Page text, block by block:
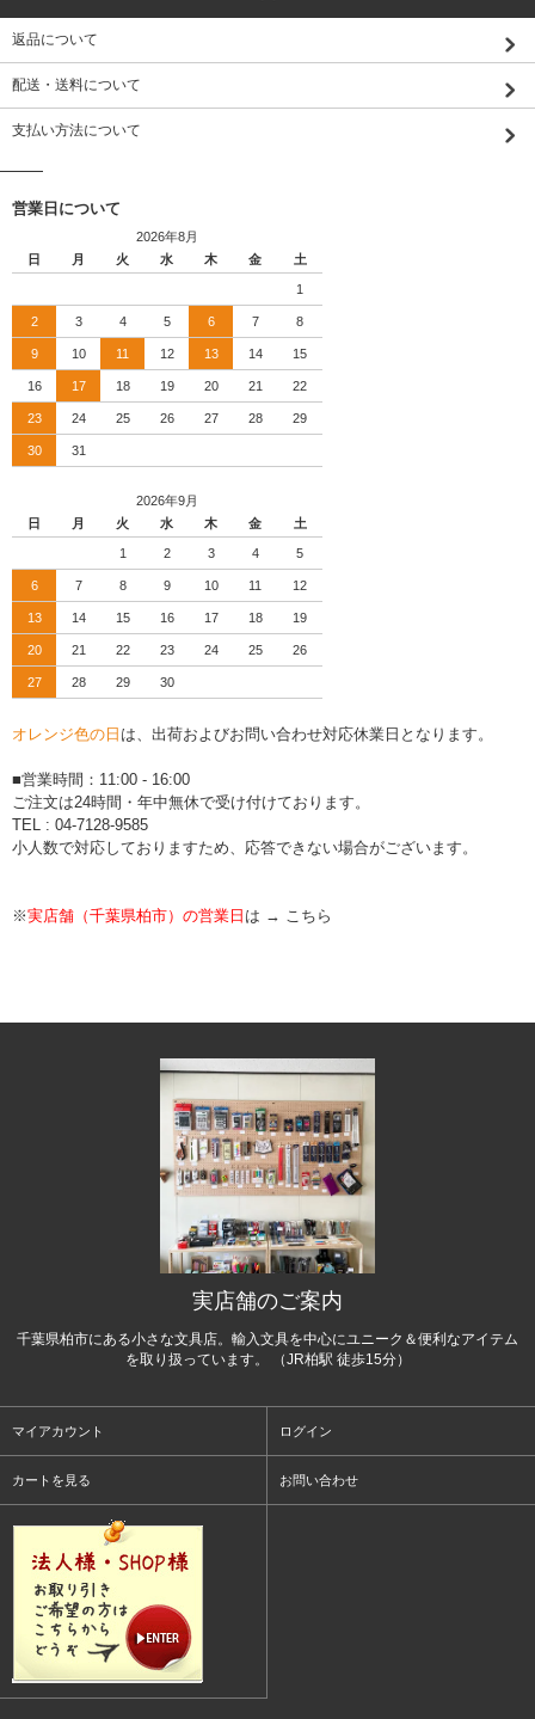
返品について
配送・送料について
支払い方法について
営業日について
2026年8月
日
月 火 水 木 金 土
1
2 3 4 5 6 7 8
9 10 11 12 13 14 15
16 17 18 19 20 21 22
23 24 25 26 27 28 29
30 31
2026年9月
日
月 火 水 木 金 土
1 2 3 4 5
6 7 8 9 10 11 12
13 14 15 16 17 18 19
20 21 22 23 24 25 26
27 28 29 30
オレンジ色の日 は、出荷およびお問い合わせ対応休業日となります。
■営業時間：11:00 - 16:00
ご注文は24時間・年中無休で受け付けております。
TEL : 04-7128-9585
小人数で対応しておりますため、応答できない場合がございます。
※実店舗（千葉県柏市）の営業日 は → こちら
実店舗のご案内
千葉県柏市にある小さな文具店。輸入文具を中心にユニーク＆便利なアイテム
を取り扱っています。 （JR柏駅 徒歩15分）
マイアカウント ログイン
カートを見る お問い合わせ